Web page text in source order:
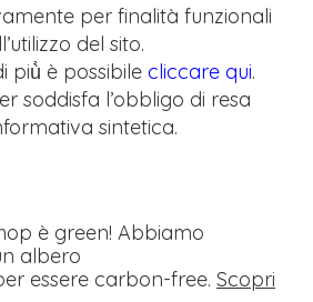
per finalità funzionali
del sito.
più̀ è possibile cliccare qui.
soddisfa l’obbligo di resa
sintetica.
è green! Abbiamo
albero
essere carbon-free. Scopri